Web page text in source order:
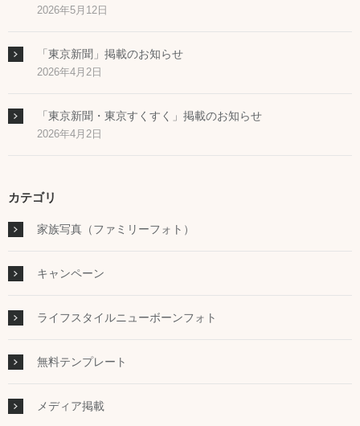
2026年5月12日
「東京新聞」掲載のお知らせ
2026年4月2日
「東京新聞・東京すくすく」掲載のお知らせ
2026年4月2日
カテゴリ
家族写真（ファミリーフォト）
キャンペーン
ライフスタイルニューボーンフォト
無料テンプレート
メディア掲載